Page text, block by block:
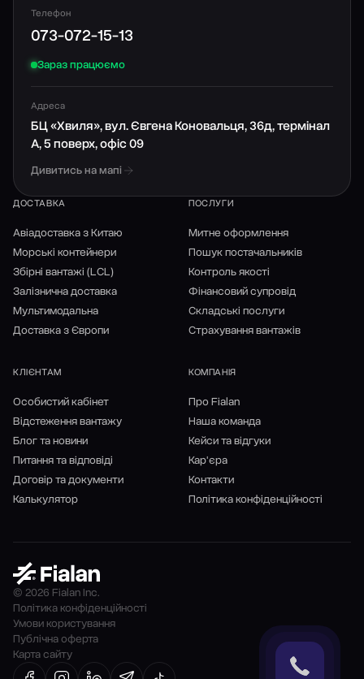
Телефон
073-072-15-13
Зараз працюємо
Адреса
БЦ «Хвиля», вул. Євгена Коновальця, 36д, термінал
А, 5 поверх, офіс 09
Дивитись на мапі
ДОСТАВКА
Авіадоставка з Китаю
Морські контейнери
Збірні вантажі (LCL)
Залізнична доставка
Мультимодальна
Доставка з Європи
ПОСЛУГИ
Митне оформлення
Пошук постачальників
Контроль якості
Фінансовий супровід
Складські послуги
Страхування вантажів
КЛІЄНТАМ
Особистий кабінет
Відстеження вантажу
Блог та новини
Питання та відповіді
Договір та документи
Калькулятор
КОМПАНІЯ
Про Fialan
Наша команда
Кейси та відгуки
Кар'єра
Контакти
Політика конфіденційності
© 2026 Fialan Inc.
Політика конфіденційності
Умови користування
Публічна оферта
Карта сайту